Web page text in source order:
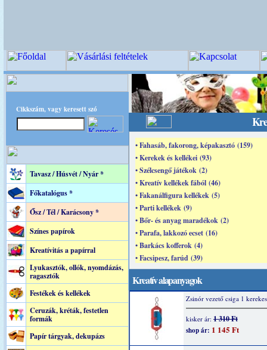
Cikkszám, vagy keresett szó
Tavasz / Húsvét / Nyár *
Főkatalógus *
Ősz / Tél / Karácsony *
Színes papírok
Kreatívitás a papírral
Lyukasztók, ollók, nyomdázás,
ragasztók
Festékek és kellékek
Ceruzák, kréták, festetlen
formák
Papír tárgyak, dekupázs
• Fahasáb, fakorong, képakasztó (159)
• Kerekek és kellékei (93)
• Szélcsengő játékok (2)
• Kreatív kellékek fából (46)
• Fakanálfigura kellékek (5)
• Parti kellékek (9)
• Bőr- és anyag maradékok (2)
• Parafa, lakkozó ecset (16)
• Barkács kofferok (4)
• Facsipesz, farúd (39)
Kreatív alapanyagok
Zsinór vezető csiga 1
kisker ár: 1 310 Ft
shop ár: 1 145 Ft